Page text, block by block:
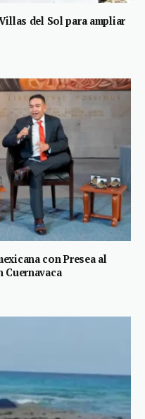
del Sol para ampliar
con Presea al
Cuernavaca